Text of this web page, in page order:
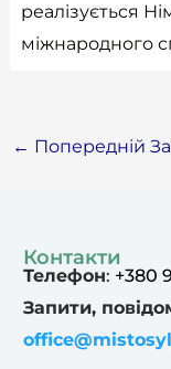
реалізується
міжнародного
← Попередній
Контакти
Телефон: +380
Запити,